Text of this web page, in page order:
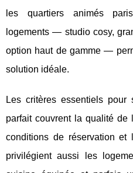
les quartiers animés
logements — studio cosy,
option haut de gamme —
solution idéale.
Les critères essentiels pour
parfait couvrent la qualité de
conditions de réservation et
privilégient aussi les